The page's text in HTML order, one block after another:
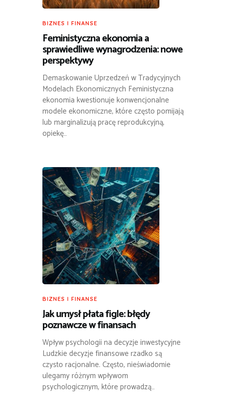
BIZNES I FINANSE
Feministyczna ekonomia a
sprawiedliwe wynagrodzenia: nowe
perspektywy
Demaskowanie Uprzedzeń w Tradycyjnych
Modelach Ekonomicznych Feministyczna
ekonomia kwestionuje konwencjonalne
modele ekonomiczne, które często pomijają
lub marginalizują pracę reprodukcyjną,
opiekę…
BIZNES I FINANSE
Jak umysł płata figle: błędy
poznawcze w finansach
Wpływ psychologii na decyzje inwestycyjne
Ludzkie decyzje finansowe rzadko są
czysto racjonalne. Często, nieświadomie
ulegamy różnym wpływom
psychologicznym, które prowadzą…